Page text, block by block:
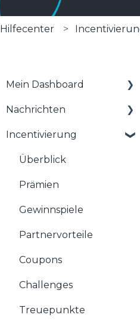
Hilfecenter
Mein Dashboard
Allgemeine
Dashboard
Onboarding
App Editor
FAQs
Nachrichten
Überblick
Kampagnen
Kalender
Autopilot
Newsletter
Push Notification
FAQs
Incentivierung
Überblick
Prämien
Gewinnspiele
Partnervorteile
Coupons
Challenges
Treuepunkte